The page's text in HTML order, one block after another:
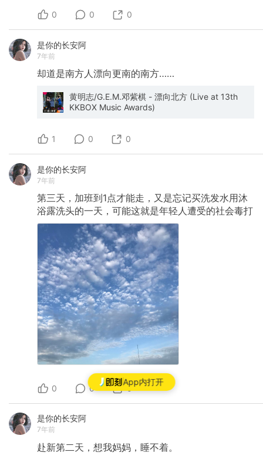
App内打开
0 0 0
是你的长安阿
7年前
却道是南方人漂向更南的南方……
黄明志/G.E.M.邓紫棋 - 漂向北方 (Live at 13th
KKBOX Music Awards)
1 0 0
是你的长安阿
7年前
第三天，加班到1点才能走，又是忘记买洗发水用沐
浴露洗头的一天，可能这就是年轻人遭受的社会毒打
0 0 0
是你的长安阿
7年前
赴新第二天，想我妈妈，睡不着。